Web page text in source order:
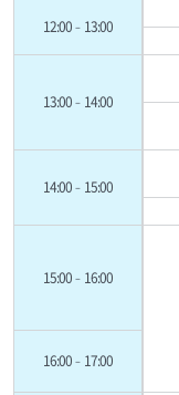
12:00–13:00
13:00–14:00
14:00–15:00
15:00–16:00
16:00–17:00